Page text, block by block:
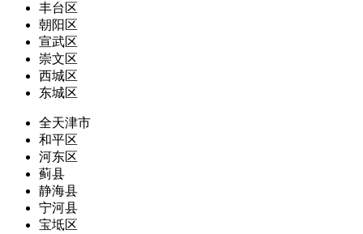
丰台区
朝阳区
宣武区
崇文区
西城区
东城区
全天津市
和平区
河东区
蓟县
静海县
宁河县
宝坻区